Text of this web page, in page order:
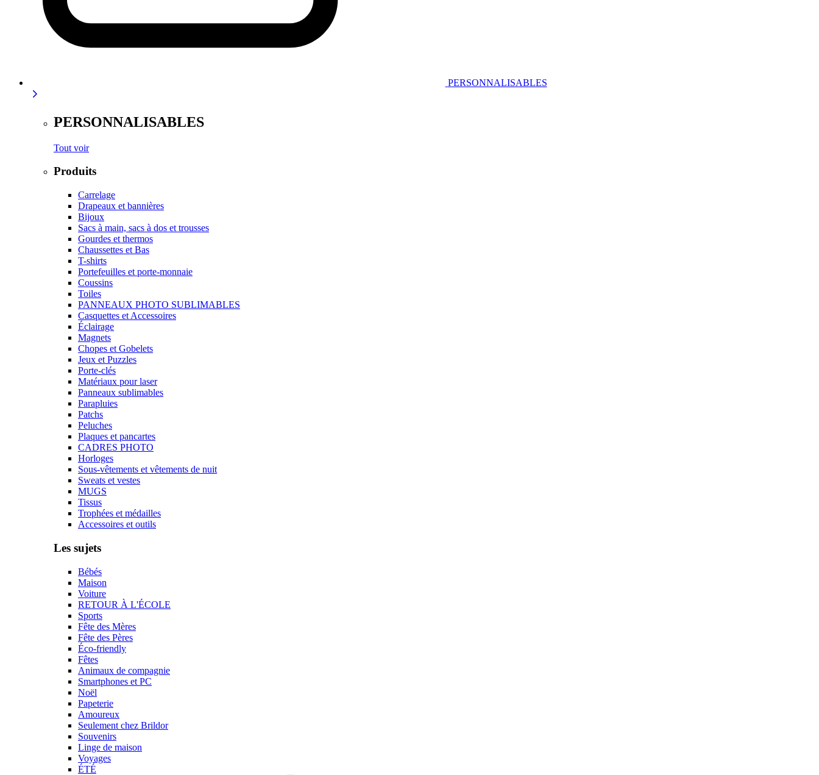
PERSONNALISABLES
PERSONNALISABLES
Tout voir
Produits
Carrelage
Drapeaux et bannières
Bijoux
Sacs à main, sacs à dos et trousses
Gourdes et thermos
Chaussettes et Bas
T-shirts
Portefeuilles et porte-monnaie
Coussins
Toiles
PANNEAUX PHOTO SUBLIMABLES
Casquettes et Accessoires
Éclairage
Magnets
Chopes et Gobelets
Jeux et Puzzles
Porte-clés
Matériaux pour laser
Panneaux sublimables
Parapluies
Patchs
Peluches
Plaques et pancartes
CADRES PHOTO
Horloges
Sous-vêtements et vêtements de nuit
Sweats et vestes
MUGS
Tissus
Trophées et médailles
Accessoires et outils
Les sujets
Bébés
Maison
Voiture
RETOUR À L'ÉCOLE
Sports
Fête des Mères
Fête des Pères
Éco-friendly
Fêtes
Animaux de compagnie
Smartphones et PC
Noël
Papeterie
Amoureux
Seulement chez Brildor
Souvenirs
Linge de maison
Voyages
ÉTÉ